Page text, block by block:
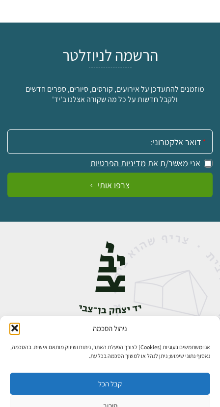
ניהול הסכמה
אנו משתמשים בעוגיות (Cookies) לצורך הפעלת האתר, ניתוח ושיווק מותאם אישית. בהסכמה,
נאסוף נתוני שימוש; ניתן לנהל או למשוך הסכמה בכל עת.
קבל הכל
הרשמה לניוזלטר
מוזמנים להתעדכן על אירועים, קורסים, סיורים, ספרים חדשים
ולקבל חדשות על כל מה שקורה אצלנו ב'יד'
אימייל:
אני מאשר/ת את מדיניות הפרטיות
צרפו אותי
אבן גבירול 14, רחביה, ירושלים